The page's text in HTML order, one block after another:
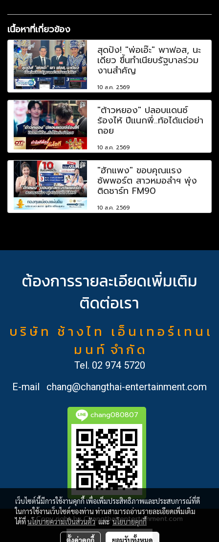
เนื้อหาที่เกี่ยวข้อง
สุดปัง! "พ่อเอ๊ะ" พาฟอส, นะ
เดียว ขึ้นทำเนียบรัฐบาลร่วม
งานสำคัญ
10 ส.ค. 2569
"ต้าวหยอง" ปลอบแดนซ์
ร้องไห้ ปีแนกพี่..ท้อได้แต่อย่า
ถอย
10 ส.ค. 2569
"ฮักแพง" ขอบคุณแรง
ซัพพอร์ต สาวหมอลำฯ พุ่ง
ติดชาร์ท FM90
10 ส.ค. 2569
ต้องการรายละเอียดเพิ่มเติม
ติดต่อเรา
บ ริ ษั ท ช้ า ง ไ ท เ อ็ น เ ท อ ร์ เ ท น เ
ม น ท์ จำ กั ด
Tel. 02 974 5720
E-mail
chang@changthai-entertainment.com
chang080807
Copy right by Changthai-entertainment.com
ผู้เข้าชมวันนี้ 4,428
เว็บไซต์นี้มีการใช้งานคุกกี้ เพื่อเพิ่มประสิทธิภาพและประสบการณ์ที่ดี
ในการใช้งานเว็บไซต์ของท่าน ท่านสามารถอ่านรายละเอียดเพิ่มเติม
ได้ที่นโยบายความเป็นส่วนตัวและนโยบายคุกกี้
ตั้งค่าคุกกี้ ยอมรับทั้งหมด